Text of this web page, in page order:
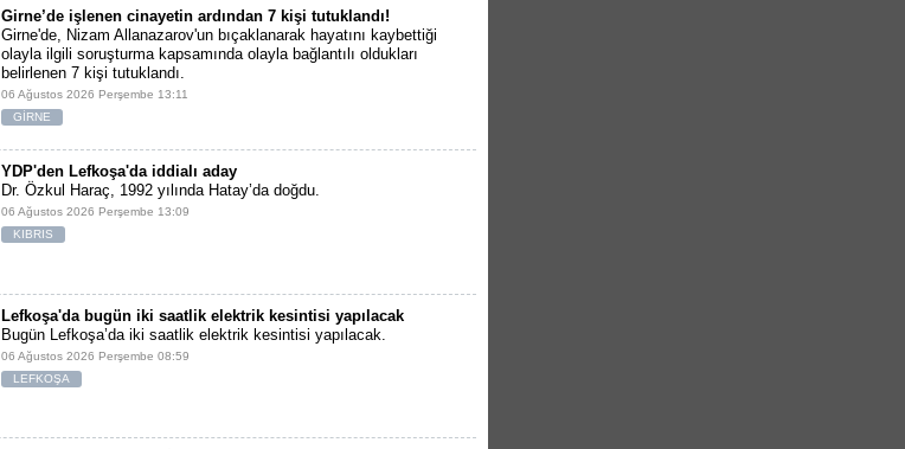
Girne’de işlenen cinayetin ardından 7 kişi tutuklandı!
Girne'de, Nizam Allanazarov'un bıçaklanarak hayatını kaybettiği
olayla ilgili soruşturma kapsamında olayla bağlantılı oldukları
belirlenen 7 kişi tutuklandı.
06 Ağustos 2026 Perşembe 13:11
GİRNE
YDP'den Lefkoşa'da iddialı aday
Dr. Özkul Haraç, 1992 yılında Hatay’da doğdu.
06 Ağustos 2026 Perşembe 13:09
KIBRIS
Lefkoşa'da bugün iki saatlik elektrik kesintisi yapılacak
Bugün Lefkoşa’da iki saatlik elektrik kesintisi yapılacak.
06 Ağustos 2026 Perşembe 08:59
LEFKOŞA